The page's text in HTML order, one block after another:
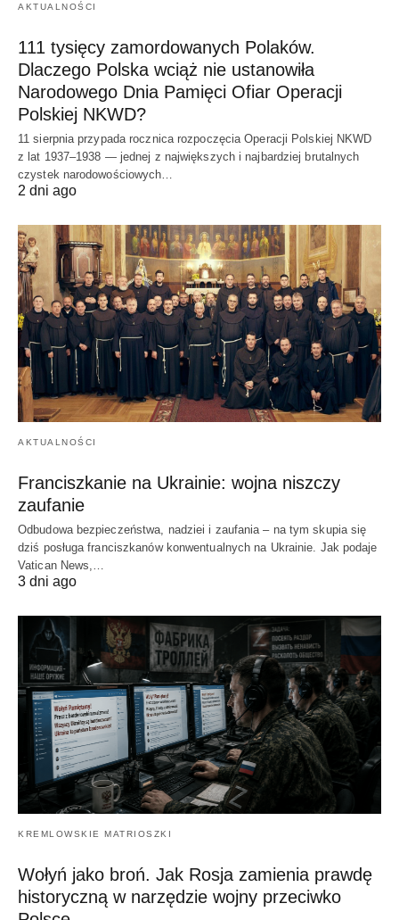
AKTUALNOŚCI
111 tysięcy zamordowanych Polaków.
Dlaczego Polska wciąż nie ustanowiła
Narodowego Dnia Pamięci Ofiar Operacji
Polskiej NKWD?
11 sierpnia przypada rocznica rozpoczęcia Operacji Polskiej NKWD
z lat 1937–1938 — jednej z największych i najbardziej brutalnych
czystek narodowościowych…
2 dni ago
AKTUALNOŚCI
Franciszkanie na Ukrainie: wojna niszczy
zaufanie
Odbudowa bezpieczeństwa, nadziei i zaufania – na tym skupia się
dziś posługa franciszkanów konwentualnych na Ukrainie. Jak podaje
Vatican News,…
3 dni ago
KREMLOWSKIE MATRIOSZKI
Wołyń jako broń. Jak Rosja zamienia prawdę
historyczną w narzędzie wojny przeciwko